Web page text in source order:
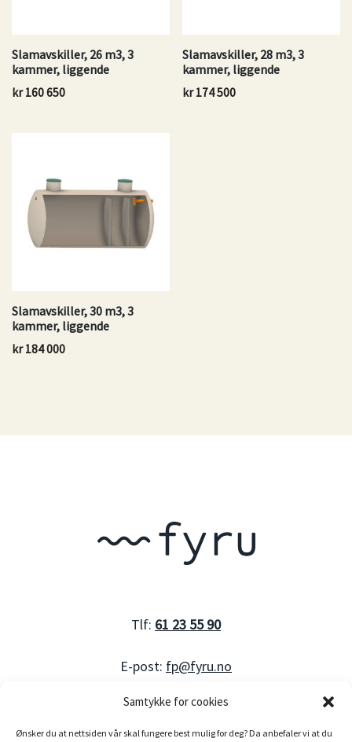
Samtykke for cookies
Ønsker du at nettsiden vår skal fungere best mulig for deg? Da anbefaler vi at du
Slamavskiller, 26 m3, 3
kammer, liggende
kr160 650
Slamavskiller, 28 m3, 3
kammer, liggende
kr174 500
Slamavskiller, 30 m3, 3
kammer, liggende
kr184 000
Tlf: 61 23 55 90
E-post: fp@fyru.no